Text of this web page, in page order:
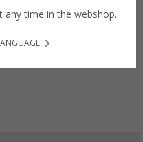
any time in the webshop.